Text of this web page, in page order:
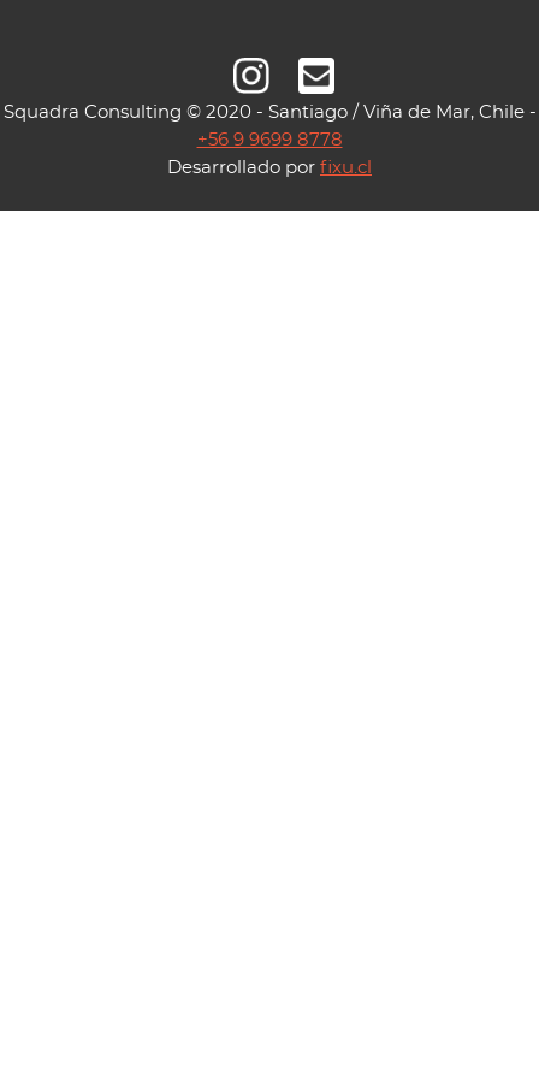
Squadra Consulting © 2020 - Santiago / Viña de Mar, Chile -
+56 9 9699 8778
Desarrollado por fixu.cl